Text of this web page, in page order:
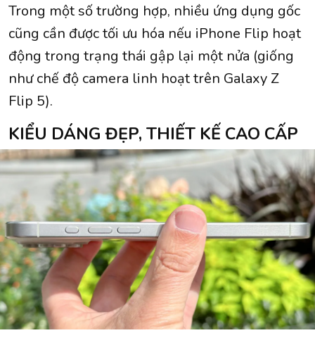
Trong một số trường hợp, nhiều ứng dụng gốc
cũng cần được tối ưu hóa nếu iPhone Flip hoạt
động trong trạng thái gập lại một nửa (giống
như chế độ camera linh hoạt trên Galaxy Z
Flip 5).
KIỂU DÁNG ĐẸP, THIẾT KẾ CAO CẤP